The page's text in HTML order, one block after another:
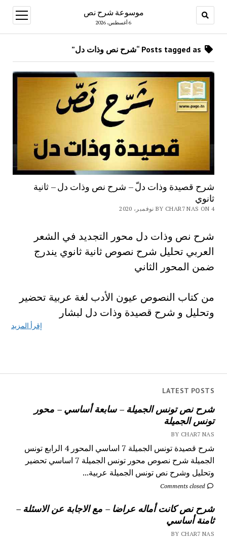
موسوعة شرح نص
6 أغسطس، 2026
open
menu
LATEST POSTS
شرح نص تونس الجميلة – سابعة أساسي – محور
تونس الجميلة
BY CHAR7 NAS
شرح قصيدة تونس الجميلة 7 اساسي المحور 4 الرابع تونس
الجميلة شرح نصوص محور تونس الجميلة 7 اساسي تحضير
وتحليل وشرح نص تونس الجميلة عربية...
Comments closed
شرح نص كانت أماله عراضا – مع الاجابة عن الاسئلة –
ثامنة أساسي
BY CHAR7 NAS
شرح قصيدة وذات دلّ – شرح نص وذات دل – ثانية
ثانوي
BY CHAR7 NAS ON 4 نوفمبر، 2020
شرح نص وذات دل محور التجديد في الشعر
العربي تحليل شرح نصوص ثانية ثانوي يندرج
ضمن المحور الثاني
من كتاب النصوص عيون الأدب لغة عربية تحضير
وتحليل و شرح قصيدة وذات دل لبشار
إقرأ المزيد